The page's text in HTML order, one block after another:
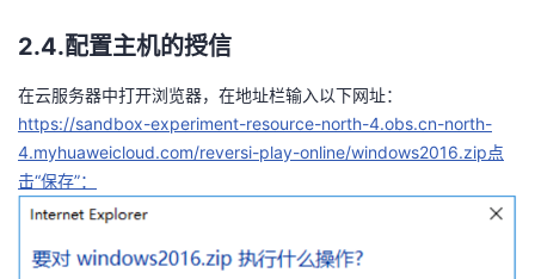
2.4.配置主机的授信
在云服务器中打开浏览器，在地址栏输入以下网址：
https://sandbox-experiment-resource-north-4.obs.cn-north-
4.myhuaweicloud.com/reversi-play-online/windows2016.zip点
击“保存”：